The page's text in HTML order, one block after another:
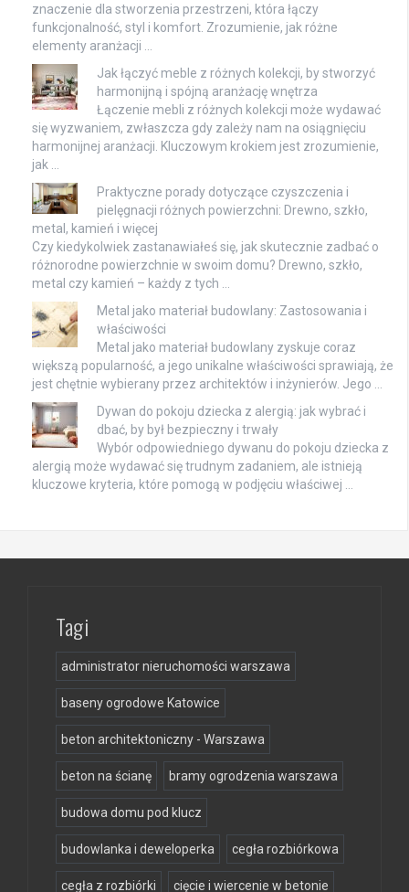
znaczenie dla stworzenia przestrzeni, która łączy
funkcjonalność, styl i komfort. Zrozumienie, jak różne
elementy aranżacji …
Jak łączyć meble z różnych kolekcji, by stworzyć
harmonijną i spójną aranżację wnętrza
Łączenie mebli z różnych kolekcji może wydawać
się wyzwaniem, zwłaszcza gdy zależy nam na osiągnięciu
harmonijnej aranżacji. Kluczowym krokiem jest zrozumienie,
jak …
Praktyczne porady dotyczące czyszczenia i
pielęgnacji różnych powierzchni: Drewno, szkło,
metal, kamień i więcej
Czy kiedykolwiek zastanawiałeś się, jak skutecznie zadbać o
różnorodne powierzchnie w swoim domu? Drewno, szkło,
metal czy kamień – każdy z tych …
Metal jako materiał budowlany: Zastosowania i
właściwości
Metal jako materiał budowlany zyskuje coraz
większą popularność, a jego unikalne właściwości sprawiają, że
jest chętnie wybierany przez architektów i inżynierów. Jego …
Dywan do pokoju dziecka z alergią: jak wybrać i
dbać, by był bezpieczny i trwały
Wybór odpowiedniego dywanu do pokoju dziecka z
alergią może wydawać się trudnym zadaniem, ale istnieją
kluczowe kryteria, które pomogą w podjęciu właściwej …
Tagi
administrator nieruchomości warszawa
baseny ogrodowe Katowice
beton architektoniczny - Warszawa
beton na ścianę bramy ogrodzenia warszawa
budowa domu pod klucz
budowlanka i deweloperka cegła rozbiórkowa
cegła z rozbiórki cięcie i wiercenie w betonie